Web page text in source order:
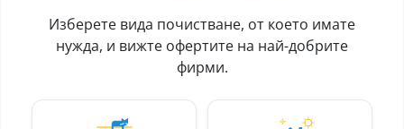
Изберете вида почистване, от което имате
нужда, и вижте офертите на най-добрите
фирми.